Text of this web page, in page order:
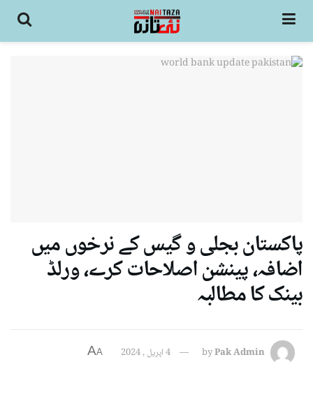
پاکستان بجلی و گیس کے نرخوں میں
اضافہ، پینشن اصلاحات کرے، ورلڈ
بینک کا مطالبہ
byPak Admin 4 اپریل , 2024 A
A